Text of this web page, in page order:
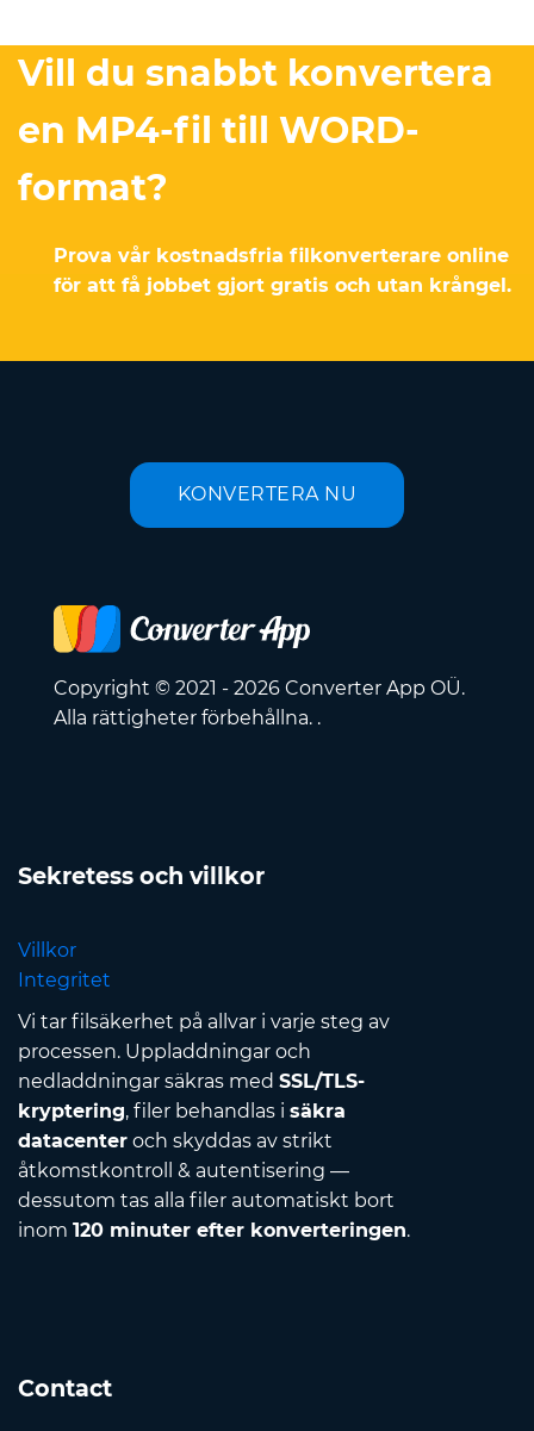
Vill du snabbt konvertera
en MP4-fil till WORD-
format?
Prova vår kostnadsfria filkonverterare online
för att få jobbet gjort gratis och utan krångel.
KONVERTERA NU
Copyright © 2021 - 2026 Converter App OÜ.
Alla rättigheter förbehållna. .
Sekretess och villkor
Villkor
Integritet
Vi tar filsäkerhet på allvar i varje steg av
processen. Uppladdningar och
nedladdningar säkras med SSL/TLS-
kryptering, filer behandlas i säkra
datacenter och skyddas av strikt
åtkomstkontroll & autentisering —
dessutom tas alla filer automatiskt bort
inom 120 minuter efter konverteringen.
Contact